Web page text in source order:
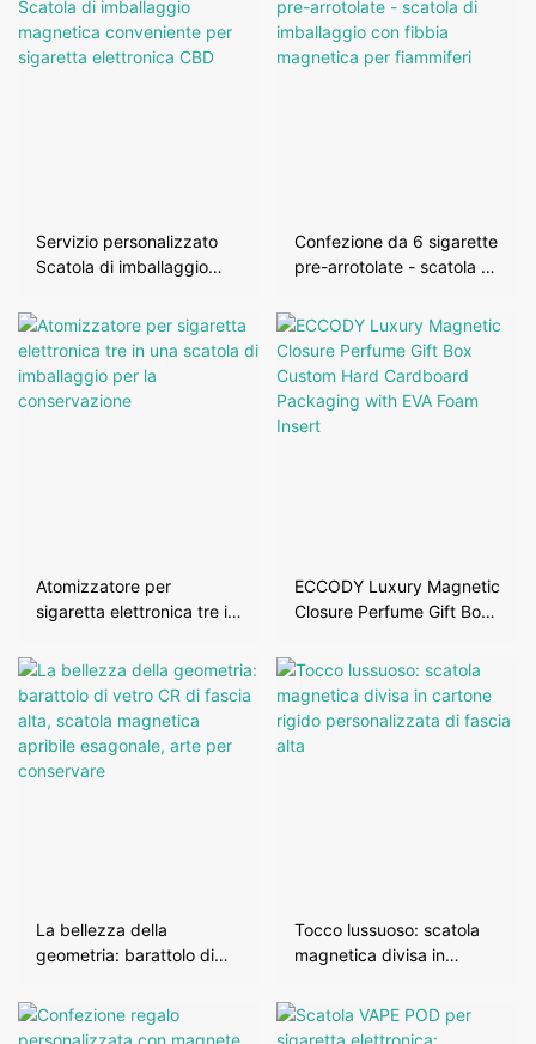
Servizio personalizzato
Scatola di imballaggio
per sigaretta elettronica
CBD
Confezione da 6 sigarette
pre-arrotolate - scatola di
magnetica per fiammiferi
Atomizzatore per
sigaretta elettronica tre in
per la conservazione
ECCODY Luxury Magnetic
Closure Perfume Gift Box
Packaging with EVA Foam
Insert
La bellezza della
geometria: barattolo di
scatola magnetica apribile
esagonale, arte per
Tocco lussuoso: scatola
magnetica divisa in
personalizzata di fascia